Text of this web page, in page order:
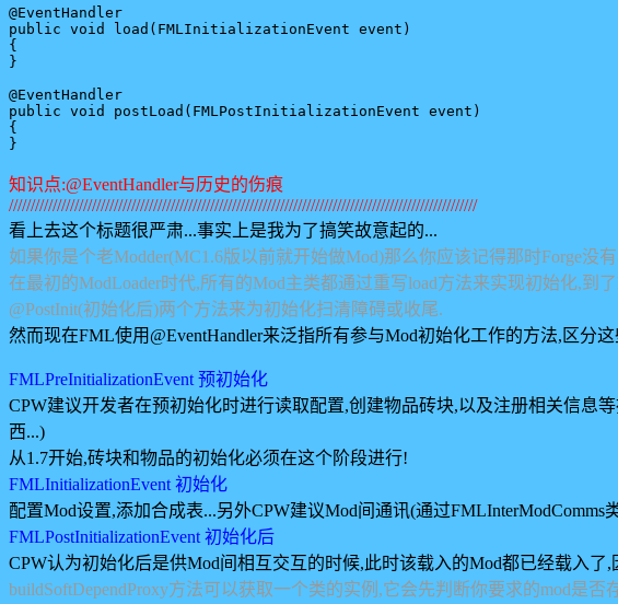
@EventHandler
public void load(FMLInitializationEvent event)
{
}
@EventHandler
public void postLoad(FMLPostInitializationEvent event)
{
知识点:@EventHandler与历史的伤痕
///////////////////////////////////////////////////////////////////////////////////////////////////////////
看上去这个标题很严肃...事实上是我为了搞笑故意起的...
如果你是个老Modder(MC1.6版以前就开始做Mod)那么你应该记得那时Forge没
在最初的ModLoader时代,所有的Mod主类都通过重写load方法来实现初始化,到
@PostInit(初始化后)两个方法来为初始化扫清障碍或收尾.
然而现在FML使用@EventHandler来泛指所有参与Mod初始化工作的方法,区
FMLPreInitializationEvent 预初始化
CPW建议开发者在预初始化时进行读取配置,创建物品砖块,以及注册相关信息
西...)
从1.7开始,砖块和物品的初始化必须在这个阶段进行!
FMLInitializationEvent 初始化
配置Mod设置,添加合成表...另外CPW建议Mod间通讯(通过FMLInterModComms
FMLPostInitializationEvent 初始化后
CPW认为初始化后是供Mod间相互交互的时候,此时该载入的Mod都已经载入
buildSoftDependProxy方法可以获取一个类的实例,它会先判断你要求的mod是